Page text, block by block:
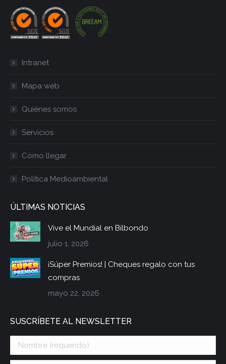
Intranet
Mapa web
Quiénes somos
Servicios
Cómo llegar
Política Medioambiental
ÚLTIMAS NOTICIAS
Vive el Mundial en Bilbondo
julio 1, 2026
¡Súper Premios! | Cheques regalo con tus
compras
mayo 22, 2026
SUSCRÍBETE AL NEWSLETTER